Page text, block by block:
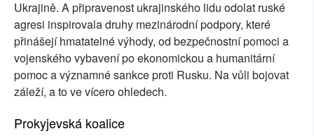
Ukrajině. A připravenost ukrajinského lidu odolat ruské
agresi inspirovala druhy mezinárodní podpory, které
přinášejí hmatatelné výhody, od bezpečnostní pomoci a
vojenského vybavení po ekonomickou a humanitární
pomoc a významné sankce proti Rusku. Na vůli bojovat
záleží, a to ve vícero ohledech.
Prokyjevská koalice